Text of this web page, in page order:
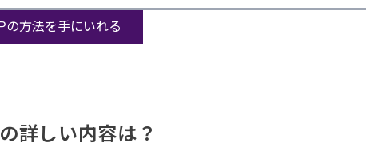
詳しい内容は？